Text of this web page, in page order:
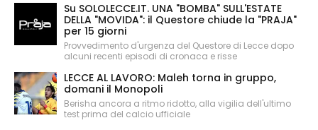
Su SOLOLECCE.IT. UNA "BOMBA" SULL'ESTATE
DELLA "MOVIDA": il Questore chiude la "PRAJA"
per 15 giorni
Provvedimento d'urgenza del Questore di Lecce dopo
alcuni recenti episodi di cronaca e risse
LECCE AL LAVORO: Maleh torna in gruppo,
domani il Monopoli
Berisha ancora a ritmo ridotto, alla vigilia dell'ultimo
test prima del calcio ufficiale